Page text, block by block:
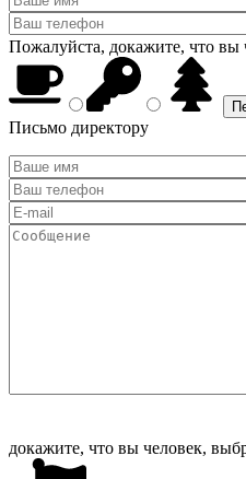
Пожалуйста, докажите, что вы
Письмо директору
докажите, что вы человек,